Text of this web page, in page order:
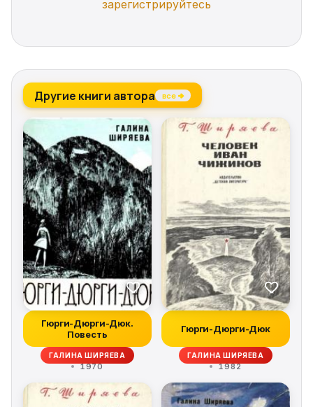
зарегистрируйтесь
Другие книги автора все →
Гюрги-Дюрги-Дюк.
Повесть
ГАЛИНА ШИРЯЕВА
1970
Гюрги-Дюрги-Дюк
ГАЛИНА ШИРЯЕВА
1982